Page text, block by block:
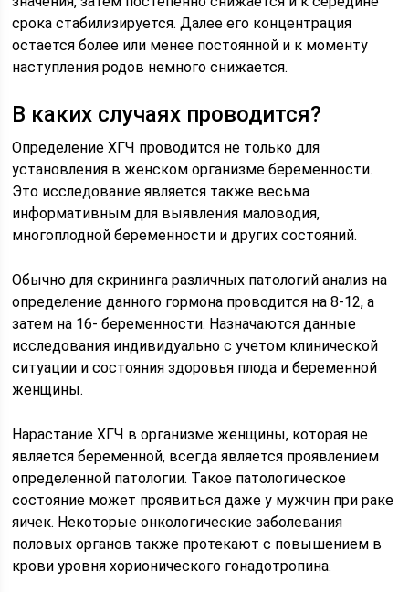
срока стабилизируется. Далее его концентрация
остается более или менее постоянной и к моменту
наступления родов немного снижается.
В каких случаях проводится?
Определение ХГЧ проводится не только для
установления в женском организме беременности.
Это исследование является также весьма
информативным для выявления маловодия,
многоплодной беременности и других состояний.
Обычно для скрининга различных патологий анализ на
определение данного гормона проводится на 8-12, а
затем на 16- беременности. Назначаются данные
исследования индивидуально с учетом клинической
ситуации и состояния здоровья плода и беременной
женщины.
Нарастание ХГЧ в организме женщины, которая не
является беременной, всегда является проявлением
определенной патологии. Такое патологическое
состояние может проявиться даже у мужчин при раке
яичек. Некоторые онкологические заболевания
половых органов также протекают с повышением в
крови уровня хорионического гонадотропина.